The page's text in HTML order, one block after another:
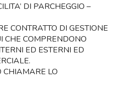
DI PARCHEGGIO –
CONTRATTO DI GESTIONE
COMPRENDONO
ED ESTERNI ED
CHIAMARE LO